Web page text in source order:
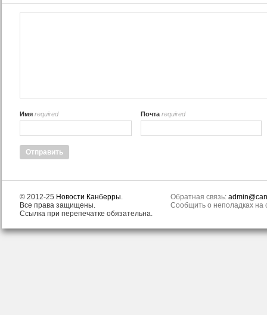
Имя required Почта required
© 2012-25 Новости Канберры.
Все права защищены.
Ссылка при перепечатке обязательна.
Обратная связь:
Сообщить о неполадках на